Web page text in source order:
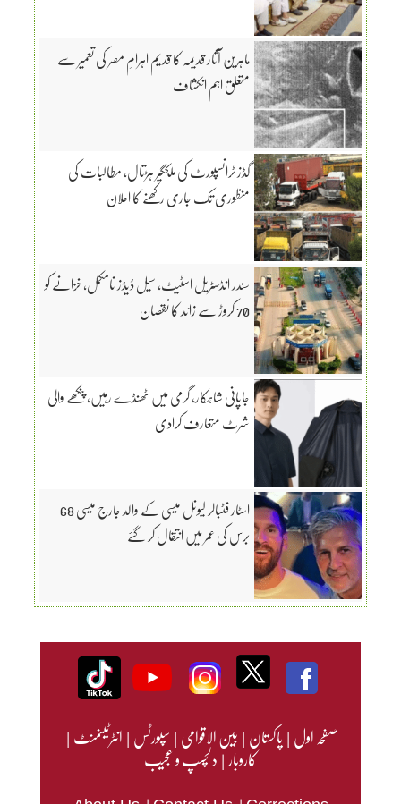
ماہرین آثار قدیمہ کا قدیم اہرامِ مصر کی تعمیر سے
متعلق اہم انکشاف
گڈز ٹرانسپورٹ کی ملکگیر ہڑتال، مطالبات کی
منظوری تک جاری رکھنے کا اعلان
سندر انڈسٹریل اسٹیٹ، سیل ڈیڈز نامکمل، خزانے کو
70 کروڑ سے زائد کا نقصان
جاپانی شاہکار، گرمی میں ٹھنڈے رہیں، پنکھے والی
شرٹ متعارف کرادی
اسٹار فٹبالر لیونل میسی کے والد جارج میسی 68
برس کی عمر میں انتقال کر گئے
صفحہ اول|پاکستان|بین الاقوامی|سپورٹس|انٹرٹینمنٹ|
کاروبار|دلچسپ و عجیب